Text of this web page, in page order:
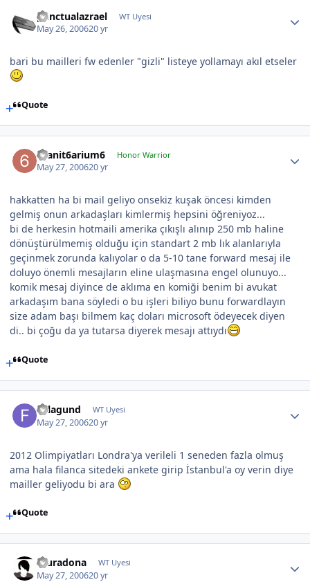
punctualazrael WT Uyesi
May 26, 200620 yr
bari bu mailleri fw edenler "gizli" listeye yollamayı akıl etseler
Quote
6sanit6arium6 Honor Warrior
May 27, 200620 yr
hakkatten ha bi mail geliyo onsekiz kuşak öncesi kimden
gelmiş onun arkadaşları kimlermiş hepsini öğreniyoz...
bi de herkesin hotmaili amerika çıkışlı alınıp 250 mb haline
dönüştürülmemiş olduğu için standart 2 mb lık alanlarıyla
geçinmek zorunda kalıyolar o da 5-10 tane forward mesaj ile
doluyo önemli mesajların eline ulaşmasına engel olunuyo...
komik mesaj diyince de aklıma en komiği benim bi avukat
arkadaşım bana söyledi o bu işleri biliyo bunu forwardlayın
size adam başı bilmem kaç doları microsoft ödeyecek diyen
di.. bi çoğu da ya tutarsa diyerek mesajı attıydı
Quote
Felagund WT Uyesi
May 27, 200620 yr
2012 Olimpiyatları Londra'ya verileli 1 seneden fazla olmuş
ama hala filanca sitedeki ankete girip İstanbul'a oy verin diye
mailler geliyodu bi ara
Quote
muradona WT Uyesi
May 27, 200620 yr